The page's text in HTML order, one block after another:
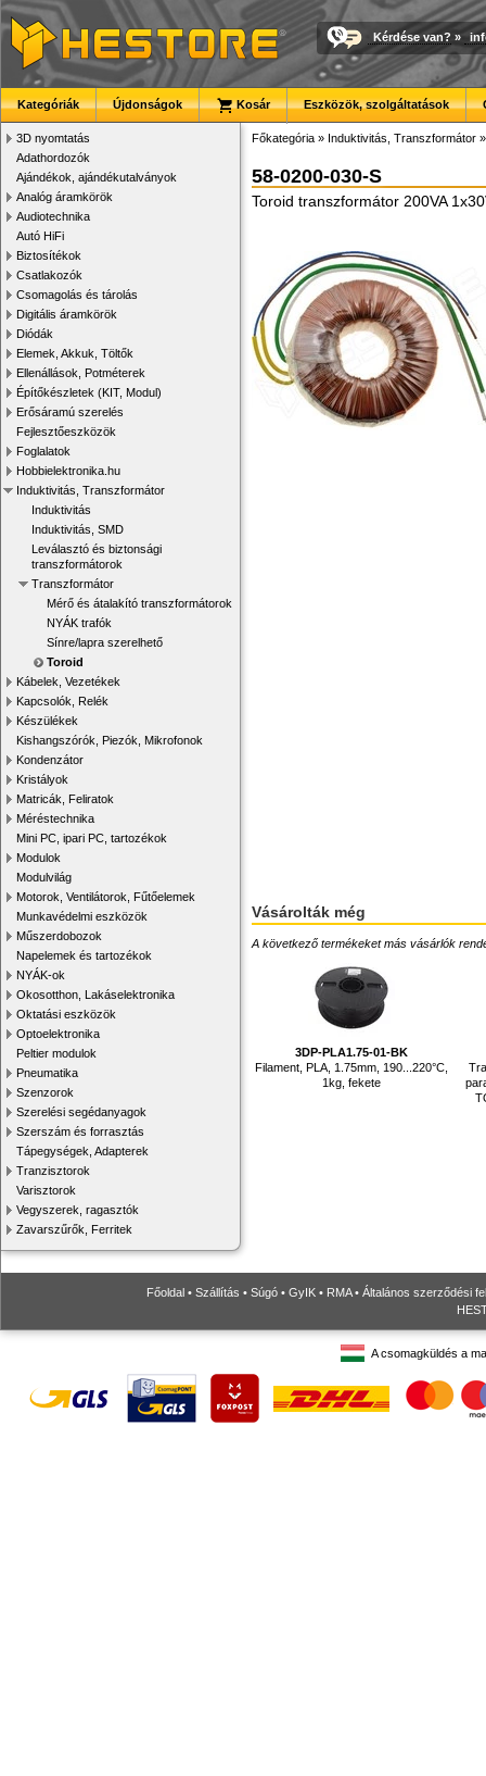
Kérdése van? »
Kategóriák Újdonságok Kosár Eszközök, szolgáltatások
3D nyomtatás
Adathordozók
Ajándékok, ajándékutalványok
Analóg áramkörök
Audiotechnika
Autó HiFi
Biztosítékok
Csatlakozók
Csomagolás és tárolás
Digitális áramkörök
Diódák
Elemek, Akkuk, Töltők
Ellenállások, Potméterek
Építőkészletek (KIT, Modul)
Erősáramú szerelés
Fejlesztőeszközök
Foglalatok
Hobbielektronika.hu
Induktivitás, Transzformátor
Induktivitás
Induktivitás, SMD
Leválasztó és biztonsági
transzformátorok
Transzformátor
Mérő és átalakító transzformátorok
NYÁK trafók
Sínre/lapra szerelhető
Toroid
Kábelek, Vezetékek
Kapcsolók, Relék
Készülékek
Kishangszórók, Piezók, Mikrofonok
Kondenzátor
Kristályok
Matricák, Feliratok
Méréstechnika
Mini PC, ipari PC, tartozékok
Modulok
Modulvilág
Motorok, Ventilátorok, Fűtőelemek
Munkavédelmi eszközök
Műszerdobozok
Napelemek és tartozékok
NYÁK-ok
Okosotthon, Lakáselektronika
Oktatási eszközök
Optoelektronika
Peltier modulok
Pneumatika
Szenzorok
Szerelési segédanyagok
Szerszám és forrasztás
Tápegységek, Adapterek
Tranzisztorok
Varisztorok
Vegyszerek, ragasztók
Zavarszűrők, Ferritek
Főkategória » Induktivitás, Transzformátor
58-0200-030-S
Toroid transzformátor 200VA
Vásárolták még
A következő termékeket más vásárlók
3DP-PLA1.75-01-BK
Filament, PLA, 1.75mm, 190...220°C,
1kg, fekete
Főoldal • Szállítás • Súgó • GyIK • RMA• Általános szerződési
A csomagküldés a